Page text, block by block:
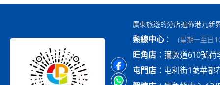
廣東旅遊的分店遍佈港九新
熱線中心 ： (星期一至日
旺角店 ： 彌敦道610號荷
屯門店 ： 屯利街1號華都